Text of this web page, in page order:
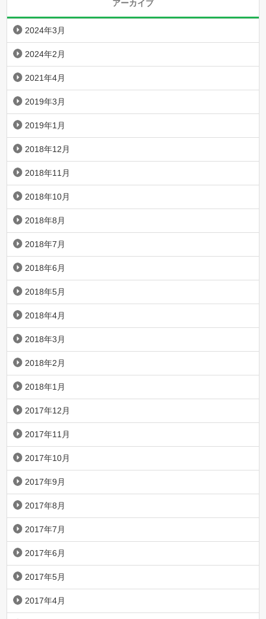
アーカイブ
2024年3月
2024年2月
2021年4月
2019年3月
2019年1月
2018年12月
2018年11月
2018年10月
2018年8月
2018年7月
2018年6月
2018年5月
2018年4月
2018年3月
2018年2月
2018年1月
2017年12月
2017年11月
2017年10月
2017年9月
2017年8月
2017年7月
2017年6月
2017年5月
2017年4月